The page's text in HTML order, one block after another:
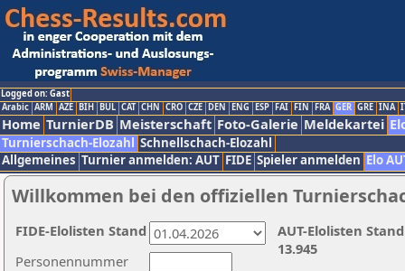
Logged on: Gast
Arabic ARM AZE BIH BUL CAT CHN CRO CZE DEN ENG ESP FAI FIN FRA GER GRE INA
Home TurnierDB Meisterschaft Foto-Galerie Meldekartei
Turnierschach-Elozahl Schnellschach-Elozahl
Allgemeines Turnier anmelden: AUT FIDE Spieler anmelden Elo
Willkommen bei den offiziellen
Personennummer
AUT-Elolisten
13.945
FIDE-Elolisten Stand